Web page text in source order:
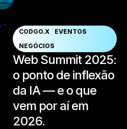
CODGO.X
EVENTOS
NEGÓCIOS
Web Summit 2025:
o ponto de inflexão
da IA — e o que
vem por aí em
2026.